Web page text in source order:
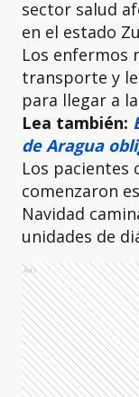
sector salud
en el estado
Los enfermos
transporte y
para llegar a
Lea también:
de Aragua
Los pacientes
comenzaron
Navidad
unidades de
Ads